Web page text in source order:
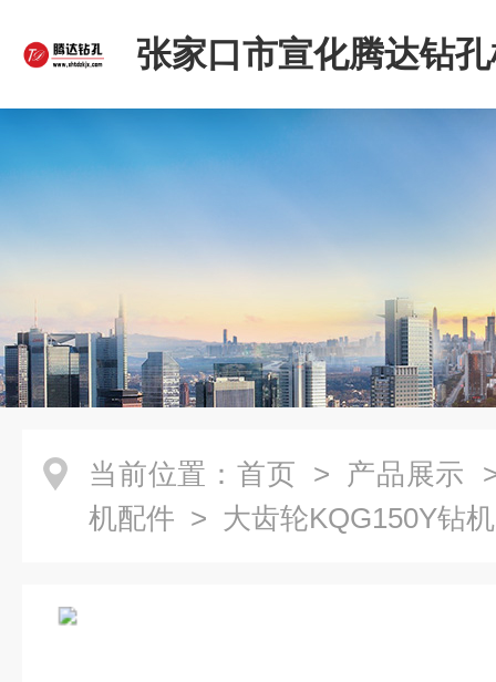
张家口市宣化腾达钻
限公司
当前位置： 首页 > 产品展示
机配件 > 大齿轮KQG150Y钻